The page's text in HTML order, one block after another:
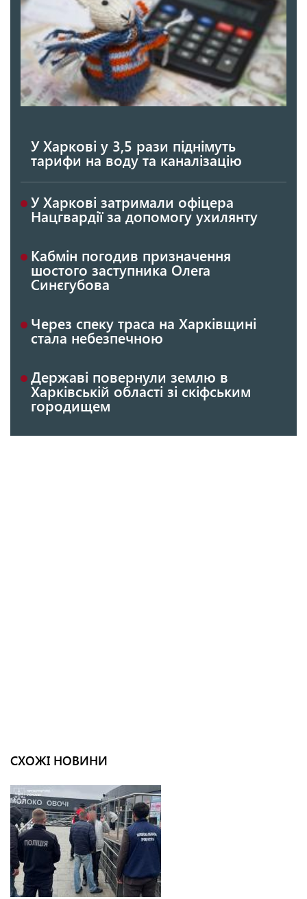
У Харкові у 3,5 рази піднімуть
тарифи на воду та каналізацію
У Харкові затримали офіцера
Нацгвардії за допомогу ухилянту
Кабмін погодив призначення
шостого заступника Олега
Синєгубова
Через спеку траса на Харківщині
стала небезпечною
Державі повернули землю в
Харківській області зі скіфським
городищем
СХОЖІ НОВИНИ